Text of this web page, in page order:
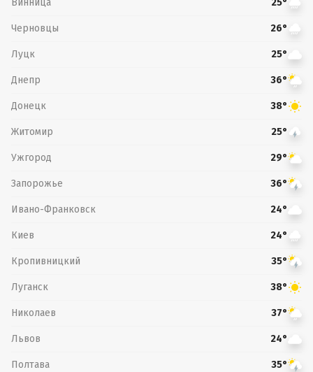
25°
Черновцы 26°
Луцк 25°
Днепр 36°
Донецк 38°
Житомир 25°
Ужгород 29°
Запорожье 36°
Ивано-Франковск 24°
Киев 24°
Кропивницкий 35°
Луганск 38°
Николаев 37°
Львов 24°
Полтава 35°